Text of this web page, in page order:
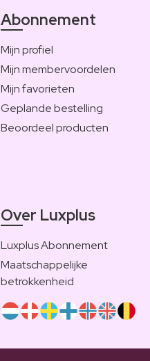
Abonnement
Mijn profiel
Mijn membervoordelen
Mijn favorieten
Geplande bestelling
Beoordeel producten
Over Luxplus
Luxplus Abonnement
Maatschappelijke
betrokkenheid